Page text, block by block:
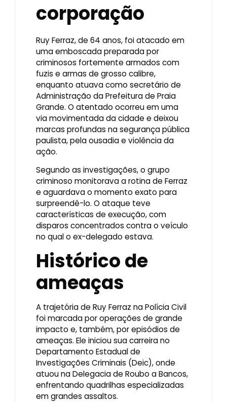
corporação
Ruy Ferraz, de 64 anos, foi atacado em
uma emboscada preparada por
criminosos fortemente armados com
fuzis e armas de grosso calibre,
enquanto atuava como secretário de
Administração da Prefeitura de Praia
Grande. O atentado ocorreu em uma
via movimentada da cidade e deixou
marcas profundas na segurança pública
paulista, pela ousadia e violência da
ação.
Segundo as investigações, o grupo
criminoso monitorava a rotina de Ferraz
e aguardava o momento exato para
surpreendê-lo. O ataque teve
características de execução, com
disparos concentrados contra o veículo
no qual o ex-delegado estava.
Histórico de
ameaças
A trajetória de Ruy Ferraz na Polícia Civil
foi marcada por operações de grande
impacto e, também, por episódios de
ameaças. Ele iniciou sua carreira no
Departamento Estadual de
Investigações Criminais (Deic), onde
atuou na Delegacia de Roubo a Bancos,
enfrentando quadrilhas especializadas
em grandes assaltos.